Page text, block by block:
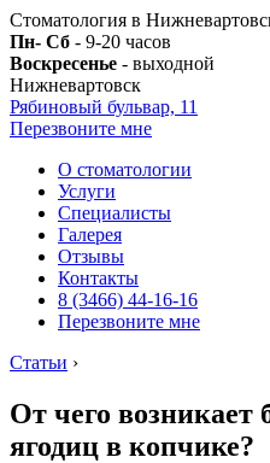
Стоматология в
Пн- Сб - 9-20 часов
Воскресенье - выходной
Нижневартовск
Рябиновый бульвар, 11
Перезвоните мне
О стоматологии
Услуги
Специалисты
Галерея
Отзывы
Контакты
8 (3466) 44-16-16
Перезвоните мне
Статьи ›
От чего
ягодиц в копчике?